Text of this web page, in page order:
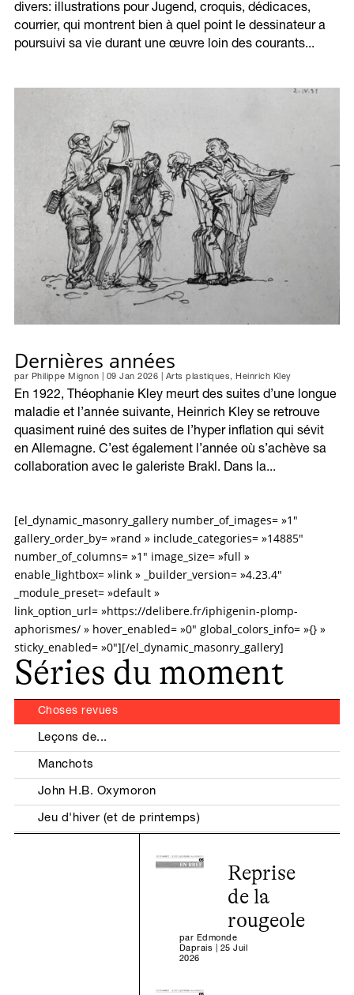
divers: illustrations pour Jugend, croquis, dédicaces,
courrier, qui montrent bien à quel point le dessinateur a
poursuivi sa vie durant une œuvre loin des courants...
Dernières années
par Philippe Mignon 09 Jan 2026 Arts plastiques,Heinrich Kley
En 1922, Théophanie Kley meurt des suites d’une longue
maladie et l’année suivante, Heinrich Kley se retrouve
quasiment ruiné des suites de l’hyper inflation qui sévit
en Allemagne. C’est également l’année où s’achève sa
collaboration avec le galeriste Brakl. Dans la...
[el_dynamic_masonry_gallery number_of_images= »1″
gallery_order_by= »rand » include_categories= »14885″
number_of_columns= »1″ image_size= »full »
enable_lightbox= »link » _builder_version= »4.23.4″
_module_preset= »default »
link_option_url= »https://delibere.fr/iphigenin-plomp-
aphorismes/ » hover_enabled= »0″ global_colors_info= »{} »
sticky_enabled= »0″][/el_dynamic_masonry_gallery]
Séries du moment
Choses revues
Leçons de...
Manchots
John H.B. Oxymoron
Jeu d'hiver (et de printemps)
Reprise
de la
rougeole
par Edmonde
Daprais
25 Juil
2026